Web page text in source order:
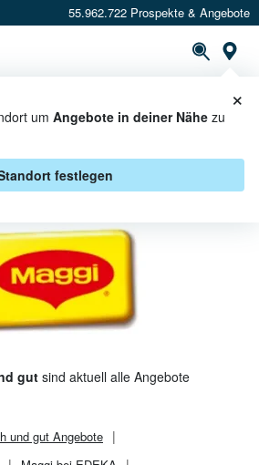
55.962.722 Prospekte & Angebote
um Angebote in deiner Nähe zu
festlegen
×
UND GUT -
AKTIONEN
gut sind aktuell alle Angebote
und gut Angebote